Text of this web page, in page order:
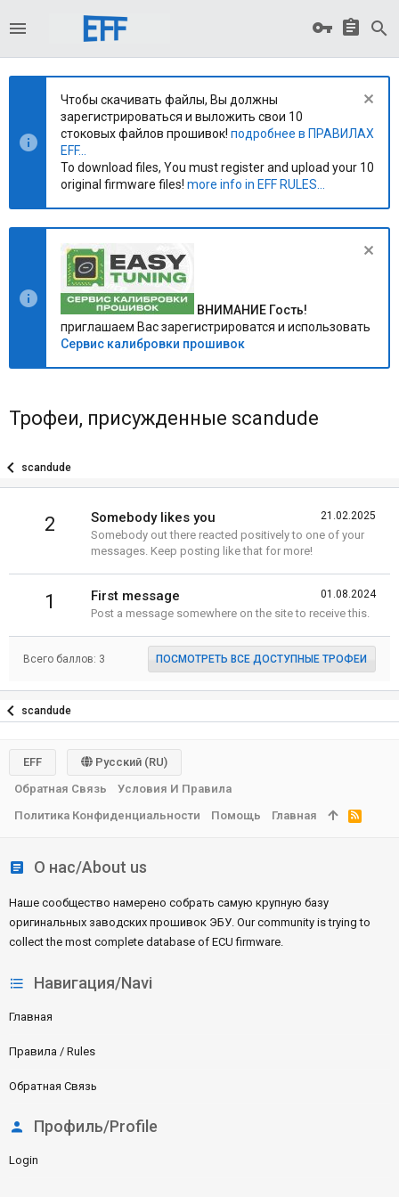
Чтобы скачивать файлы, Вы должны
зарегистрироваться и выложить свои 10
стоковых файлов прошивок! подробнее в ПРАВИЛАХ
EFF...
To download files, You must register and upload your 10
original firmware files! more info in EFF RULES...
ВНИМАНИЕ Гость!
приглашаем Вас зарегистрироватся и использовать
Сервис калибровки прошивок
Трофеи, присужденные scandude
scandude
2 21.02.2025
Somebody likes you
Somebody out there reacted positively to one of your
messages. Keep posting like that for more!
1 01.08.2024
First message
Post a message somewhere on the site to receive this.
Всего баллов: 3 ПОСМОТРЕТЬ ВСЕ ДОСТУПНЫЕ ТРОФЕИ
scandude
О нас/About us
Наше сообщество намерено собрать самую крупную базу
оригинальных заводских прошивок ЭБУ. Our community is trying to
collect the most complete database of ECU firmware.
Навигация/Navi
Главная
Правила / Rules
Обратная Связь
Профиль/Profile
Login
EFF
Русский (RU)
Обратная Связь
Условия И Правила
Политика Конфиденциальности
Помощь Главная
R
S